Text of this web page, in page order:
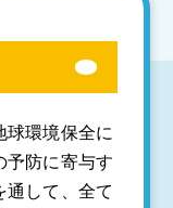
球環境保全に
予防に寄与す
通して、全て